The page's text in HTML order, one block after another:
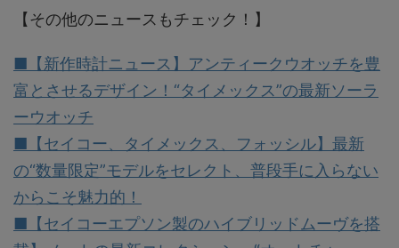
【その他のニュースもチェック！】
■【新作時計ニュース】アンティークウオッチを豊
富とさせるデザイン！“タイメックス”の最新ソーラ
ーウオッチ
■【セイコー、タイメックス、フォッシル】最新
の“数量限定”モデルをセレクト、普段手に入らない
からこそ魅力的！
■【セイコーエプソン製のハイブリッドムーヴを搭